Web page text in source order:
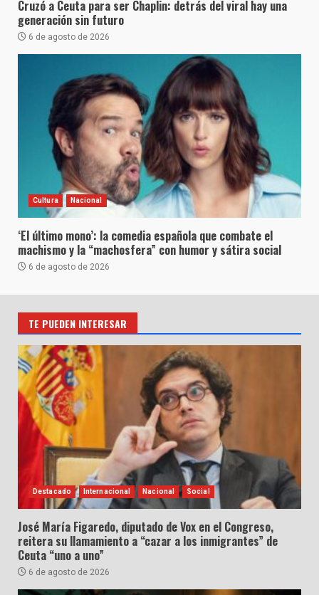
Cruzó a Ceuta para ser Chaplin: detrás del viral hay una
generación sin futuro
6 de agosto de 2026
Cultura Nacional
‘El último mono’: la comedia española que combate el
machismo y la “machosfera” con humor y sátira social
6 de agosto de 2026
TE PUEDEN INTERESAR
Destacado Internacional Nacional Social
José María Figaredo, diputado de Vox en el Congreso,
reitera su llamamiento a “cazar a los inmigrantes” de
Ceuta “uno a uno”
6 de agosto de 2026